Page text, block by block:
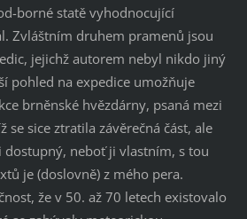
borné statě vyhodnocující
Zvláštním druhem pramenů jsou
jejichž autorem nebyl nikdo jiný
pohled na expedice umožňuje
brněnské hvězdárny, psaná mezi
se sice ztratila závěrečná část, ale
neboť ji vlastním, s tou
je (doslovně) z mého pera.
že v 50. až 70 letech existovalo